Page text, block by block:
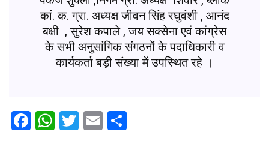
कां. क. ग्रा. अध्यक्ष जीवन सिंह रघुवंशी , आनंद
बक्षी , सुरेश कपाले , जय सक्सेना एवं कांग्रेस
के सभी अनुसांगिक संगठनों के पदाधिकारी व
कार्यकर्ता बड़ी संख्या में उपस्थित रहे ।
Facebook
WhatsApp
Twitter
Email